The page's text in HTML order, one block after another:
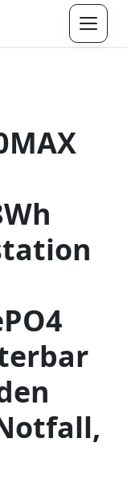
Menü